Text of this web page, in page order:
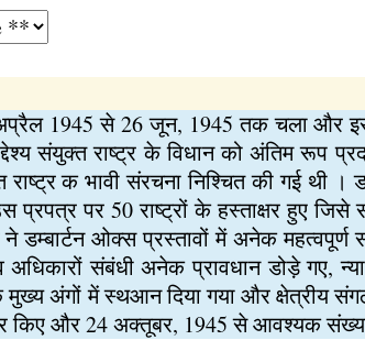
1945 से 26 जून, 1945 तक चला और इसमें
संयुक्त राष्ट्र के विधान को अंतिम रूप
क भावी संरचना निश्चित की गई थी ।
पर 50 राष्ट्रों के हस्ताक्षर हुए जिसे
ओक्स प्रस्तावों में अनेक
संबंधी अनेक प्रावधान डोड़े गए,
अंगों में स्थआन दिया गया और क्षेत्रीय
किए और 24 अक्तूबर, 1945 से आवश्यक